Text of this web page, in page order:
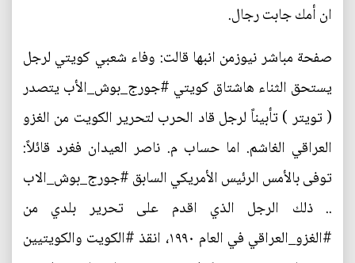
ان أمك جابت رجال.
صفحة مباشر نيوزمن انبها قالت: وفاء شعبي كويتي لرجل
يستحق الثناء هاشتاق كويتي #جورج_بوش_الأب يتصدر
( تويتر ) تأبيناً لرجل قاد الحرب لتحرير الكويت من الغزو
العراقي الغاشم. اما حساب م. ناصر العيدان فغرد قائلاً:
توفى بالأمس الرئيس الأمريكي السابق #جورج_بوش_الاب
.. ذلك الرجل الذي اقدم على تحرير بلدي من
#الغزو_العراقي في العام ١٩٩٠، انقذ #الكويت والكويتيين